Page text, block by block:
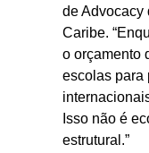
de Advocacy
Caribe.
o orçamento
escolas para
Isso não é
estrutural.”